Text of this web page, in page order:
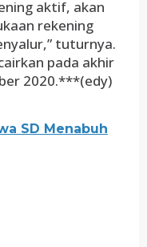
aktif, akan
rekening
tuturnya.
pada akhir
2020.***(edy)
SD Menabuh